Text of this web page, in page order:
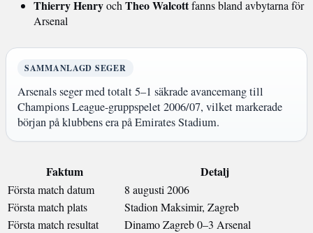
Thierry Henryoch Theo Walcottfanns bland avbytarna för
Arsenal
SAMMANLAGD SEGER
Arsenals seger med totalt 5–1 säkrade avancemang till
Champions League-gruppspelet 2006/07, vilket markerade
början på klubbens era på Emirates Stadium.
Faktum Detalj
Första match datum
8 augusti 2006
Första match plats
Stadion Maksimir, Zagreb
Första match resultat
Dinamo Zagreb 0–3 Arsenal